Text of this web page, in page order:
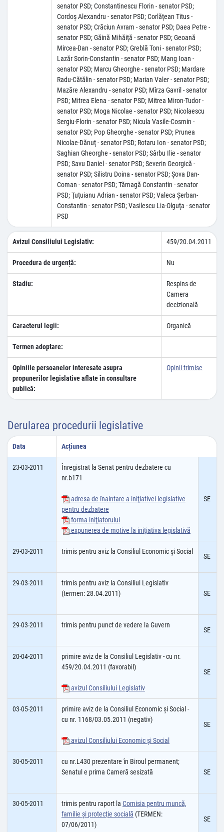
senator PSD; Constantinescu Florin - senator PSD;
Cordoş Alexandru - senator PSD; Corlăţean Titus -
senator PSD; Crăciun Avram - senator PSD; Daea Petre -
senator PSD; Găină Mihăiţă - senator PSD; Geoană
Mircea-Dan - senator PSD; Greblă Toni - senator PSD;
Lazăr Sorin-Constantin - senator PSD; Mang Ioan -
senator PSD; Marcu Gheorghe - senator PSD; Mardare
Radu-Cătălin - senator PSD; Marian Valer - senator PSD;
Mazăre Alexandru - senator PSD; Mîrza Gavril - senator
PSD; Mitrea Elena - senator PSD; Mitrea Miron-Tudor -
senator PSD; Moga Nicolae - senator PSD; Nicolaescu
Sergiu-Florin - senator PSD; Nicula Vasile-Cosmin -
senator PSD; Pop Gheorghe - senator PSD; Prunea
Nicolae-Dănuţ - senator PSD; Rotaru Ion - senator PSD;
Saghian Gheorghe - senator PSD; Sârbu Ilie - senator
PSD; Savu Daniel - senator PSD; Severin Georgică -
senator PSD; Silistru Doina - senator PSD; Şova Dan-
Coman - senator PSD; Tămagă Constantin - senator
PSD; Ţuţuianu Adrian - senator PSD; Valeca Şerban-
Constantin - senator PSD; Vasilescu Lia-Olguţa - senator
PSD
Avizul Consiliului Legislativ: 459/20.04.2011
Procedura de urgență: Nu
Stadiu:
Respins de
Camera
decizională
Caracterul legii: Organică
Termen adoptare:
Opiniile persoanelor interesate asupra
propunerilor legislative aflate în consultare
publică:
Opinii trimise
Derularea procedurii legislative
Data Acțiunea
23-03-2011
Înregistrat la Senat pentru dezbatere cu
nr.b171
adresa de înaintare a iniţiativei legislative
pentru dezbatere
forma iniţiatorului
expunerea de motive la iniţiativa legislativă
SE
29-03-2011 trimis pentru aviz la Consiliul Economic şi Social
SE
29-03-2011
trimis pentru aviz la Consiliul Legislativ
(termen: 28.04.2011)
SE
29-03-2011 trimis pentru punct de vedere la Guvern
SE
20-04-2011
primire aviz de la Consiliul Legislativ - cu nr.
459/20.04.2011 (favorabil)
avizul Consiliului Legislativ
SE
03-05-2011
primire aviz de la Consiliul Economic şi Social -
cu nr. 1168/03.05.2011 (negativ)
avizul Consiliului Economic şi Social
SE
30-05-2011
cu nr.L430 prezentare în Biroul permanent;
Senatul e prima Cameră sesizată
SE
30-05-2011 trimis pentru raport la Comisia pentru muncă,
familie şi protecţie socială (TERMEN:
07/06/2011)
SE